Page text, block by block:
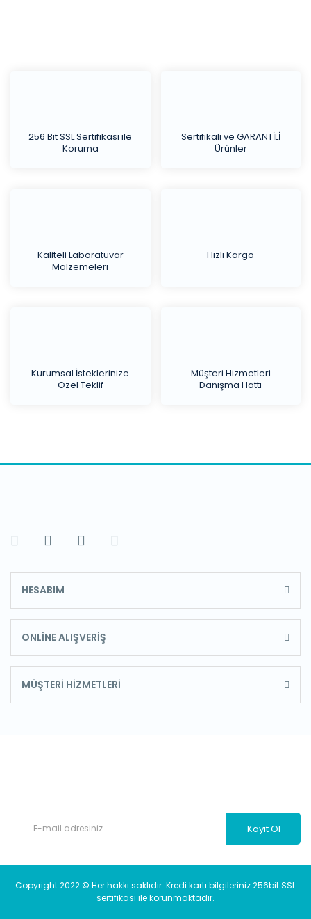
256 Bit SSL Sertifikası ile
Koruma
Sertifikalı ve GARANTİLİ
Ürünler
Kaliteli Laboratuvar
Malzemeleri
Hızlı Kargo
Kurumsal İsteklerinize
Özel Teklif
Müşteri Hizmetleri
Danışma Hattı
HESABIM
ONLİNE ALIŞVERİŞ
MÜŞTERİ HİZMETLERİ
Kayıt Ol
Copyright 2022 © Her hakkı saklıdır. Kredi kartı bilgileriniz 256bit SSL
sertifikası ile korunmaktadır.